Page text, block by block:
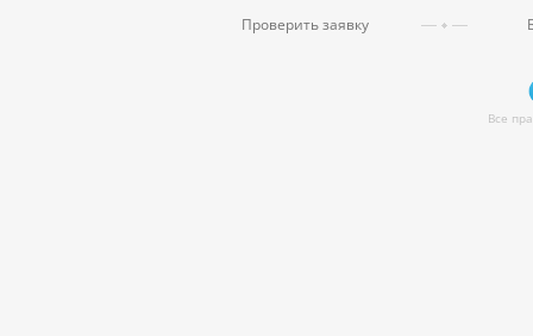
Проверить заявку
Все